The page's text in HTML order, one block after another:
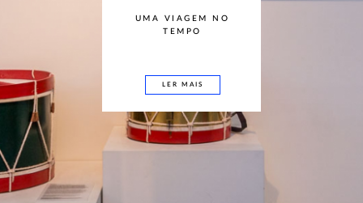
UMA VIAGEM NO
TEMPO
LER MAIS